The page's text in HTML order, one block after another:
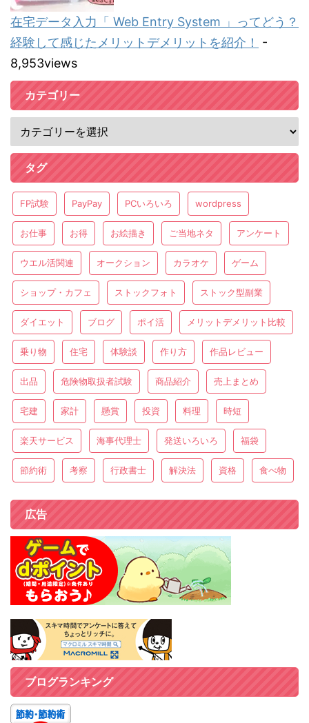
在宅データ入力「 Web Entry System 」ってどう？
経験して感じたメリットデメリットを紹介！
-
8,953views
カテゴリー
タグ
FP試験 PayPay PCいろいろ wordpress
お仕事 お得 お絵描き ご当地ネタ アンケート
ウエル活関連 オークション カラオケ ゲーム
ショップ・カフェ ストックフォト ストック型副業
ダイエット ブログ ポイ活 メリットデメリット比較
乗り物 住宅 体験談 作り方 作品レビュー
出品 危険物取扱者試験 商品紹介 売上まとめ
宅建 家計 懸賞 投資 料理 時短
楽天サービス 海事代理士 発送いろいろ 福袋
節約術 考察 行政書士 解決法 資格 食べ物
広告
ブログランキング